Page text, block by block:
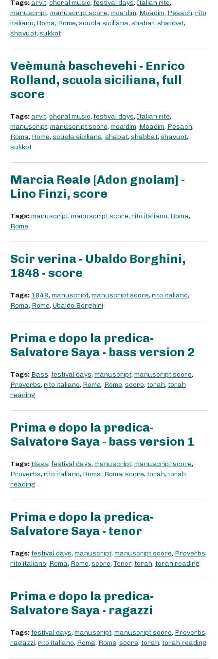
Tags:arvit, choral music, festival days, Italian rite,
manuscript, manuscript score, moa'dim, Moadim, Pesach, rito
italiano, Roma, Rome, scuola siciliana, shabat, shabbat,
shavuot, sukkot
Veèmunà baschevehi - Enrico
Rolland, scuola siciliana, full
score
Tags:arvit, choral music, festival days, Italian rite,
manuscript, manuscript score, moa'dim, Moadim, Pesach,
Roma, Rome, scuola siciliana, shabat, shabbat, shavuot,
sukkot
Marcia Reale [Adon gnolam] -
Lino Finzi, score
Tags:manuscript, manuscript score, rito italiano, Roma,
Rome
Scir verina - Ubaldo Borghini,
1848 - score
Tags: 1848, manuscript, manuscript score, rito italiano,
Roma, Rome, Ubaldo Borghini
Prima e dopo la predica-
Salvatore Saya - bass version 2
Tags: Bass, festival days, manuscript, manuscript score,
Proverbs, rito italiano, Roma, Rome, score, torah, torah
reading
Prima e dopo la predica-
Salvatore Saya - bass version 1
Tags: Bass, festival days, manuscript, manuscript score,
Proverbs, rito italiano, Roma, Rome, score, torah, torah
reading
Prima e dopo la predica-
Salvatore Saya - tenor
Tags: festival days, manuscript, manuscript score, Proverbs,
rito italiano, Roma, Rome, score, Tenor, torah, torah reading
Prima e dopo la predica-
Salvatore Saya - ragazzi
Tags: festival days, manuscript, manuscript score, Proverbs,
ragazzi, rito italiano, Roma, Rome, score, torah, torah reading